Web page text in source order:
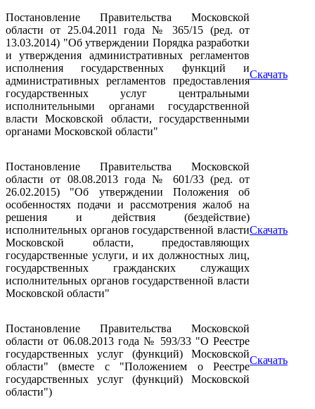
Постановление Правительства Московской
области от 25.04.2011 года № 365/15 (ред. от
13.03.2014) "Об утверждении Порядка разработки
и утверждения административных регламентов
исполнения государственных функций и
административных регламентов предоставления
государственных услуг центральными
исполнительными органами государственной
власти Московской области, государственными
органами Московской области"
Скачать
Постановление Правительства Московской
области от 08.08.2013 года № 601/33 (ред. от
26.02.2015) "Об утверждении Положения об
особенностях подачи и рассмотрения жалоб на
решения и действия (бездействие)
исполнительных органов государственной власти
Московской области, предоставляющих
государственные услуги, и их должностных лиц,
государственных гражданских служащих
исполнительных органов государственной власти
Московской области"
Скачать
Постановление Правительства Московской
области от 06.08.2013 года № 593/33 "О Реестре
государственных услуг (функций) Московской
области" (вместе с "Положением о Реестре
государственных услуг (функций) Московской
области")
Скачать